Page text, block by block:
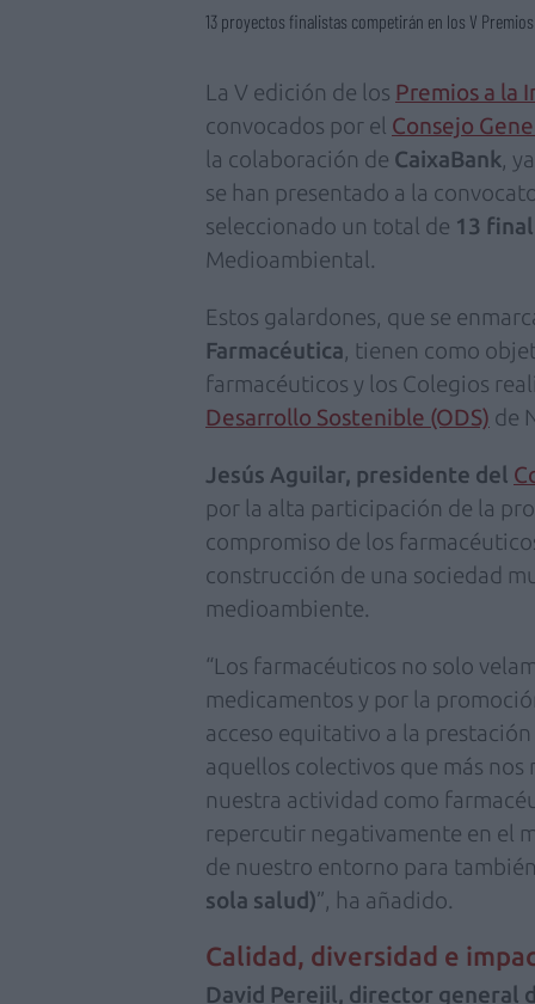
13 proyectos finalistas competirán en los V
La V edición de los Premios a la
convocados por el Consejo
la colaboración de CaixaBank,
se han presentado a la
seleccionado un total de 13
Medioambiental.
Estos galardones, que se
Farmacéutica, tienen como
farmacéuticos y los Colegios
Desarrollo Sostenible (ODS) de
Jesús Aguilar, presidente del
por la alta participación de la
compromiso de los
construcción de una sociedad
medioambiente.
“Los farmacéuticos no solo
medicamentos y por la
acceso equitativo a la
aquellos colectivos que más
nuestra actividad como
repercutir negativamente en el
de nuestro entorno para
sola salud)”, ha añadido.
Calidad, diversidad e
David Perejil, director general